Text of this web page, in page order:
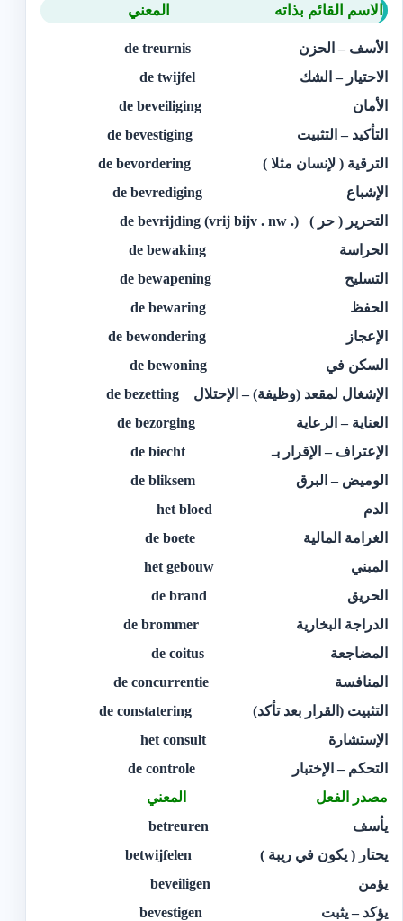
الاسم القائم بذاته المعني
الأسف – الحزن de treurnis
الاحتيار – الشك de twijfel
الأمان de beveiliging
التأكيد – التثبيت de bevestiging
الترقية ( لإنسان مثلا ) de bevordering
الإشباع de bevrediging
التحرير ( حر ) (. de bevrijding (vrij bijv . nw
الحراسة de bewaking
التسليح de bewapening
الحفظ de bewaring
الإعجاز de bewondering
السكن في de bewoning
الإشغال لمقعد (وظيفة) – الإحتلال de bezetting
العناية – الرعاية de bezorging
الإعتراف – الإقرار بـ de biecht
الوميض – البرق de bliksem
الدم het bloed
الغرامة المالية de boete
المبني het gebouw
الحريق de brand
الدراجة البخارية de brommer
المضاجعة de coitus
المنافسة de concurrentie
التثبيت (القرار بعد تأكد) de constatering
الإستشارة het consult
التحكم – الإختبار de controle
مصدر الفعل المعني
يأسف betreuren
يحتار ( يكون في ريبة ) betwijfelen
يؤمن beveiligen
يؤكد – يثبت bevestigen